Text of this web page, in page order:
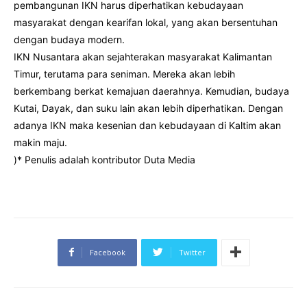
pembangunan IKN harus diperhatikan kebudayaan
masyarakat dengan kearifan lokal, yang akan bersentuhan
dengan budaya modern.
IKN Nusantara akan sejahterakan masyarakat Kalimantan
Timur, terutama para seniman. Mereka akan lebih
berkembang berkat kemajuan daerahnya. Kemudian, budaya
Kutai, Dayak, dan suku lain akan lebih diperhatikan. Dengan
adanya IKN maka kesenian dan kebudayaan di Kaltim akan
makin maju.
)* Penulis adalah kontributor Duta Media
Facebook Twitter